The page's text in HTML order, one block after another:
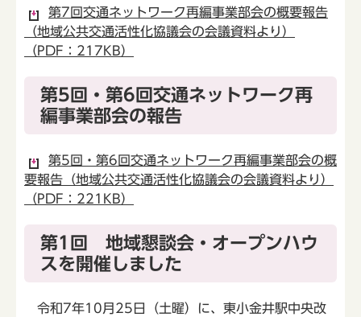
第7回交通ネットワーク再編事業部会の概要報告
（地域公共交通活性化協議会の会議資料より）
（PDF：217KB）
第5回・第6回交通ネットワーク再
編事業部会の報告
第5回・第6回交通ネットワーク再編事業部会の概
要報告（地域公共交通活性化協議会の会議資料より）
（PDF：221KB）
第1回 地域懇談会・オープンハウ
スを開催しました
令和7年10月25日（土曜）に、東小金井駅中央改